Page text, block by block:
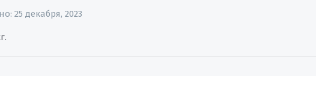
25 декабря, 2023